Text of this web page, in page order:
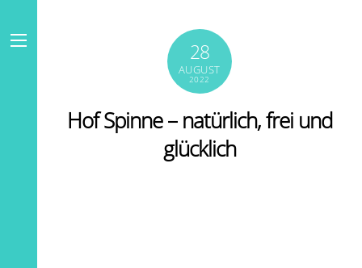
content
Menu 28
AUGUST
2022
Hof Spinne – natürlich, frei und
glücklich